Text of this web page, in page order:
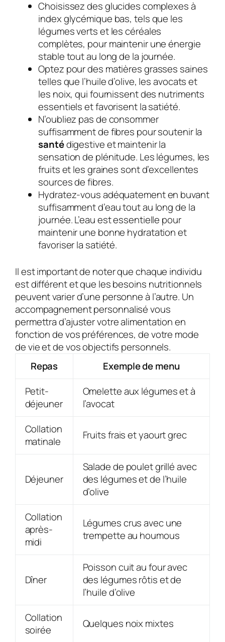
Choisissez des glucides complexes à
index glycémique bas, tels que les
légumes verts et les céréales
complètes, pour maintenir une énergie
stable tout au long de la journée.
Optez pour des matières grasses saines
telles que l’huile d’olive, les avocats et
les noix, qui fournissent des nutriments
essentiels et favorisent la satiété.
N’oubliez pas de consommer
suffisamment de fibres pour soutenir la
santédigestive et maintenir la
sensation de plénitude. Les légumes, les
fruits et les graines sont d’excellentes
sources de fibres.
Hydratez-vous adéquatement en buvant
suffisamment d’eau tout au long de la
journée. L’eau est essentielle pour
maintenir une bonne hydratation et
favoriser la satiété.
Il est important de noter que chaque individu
est différent et que les besoins nutritionnels
peuvent varier d’une personne à l’autre. Un
accompagnement personnalisé vous
permettra d’ajuster votre alimentation en
fonction de vos préférences, de votre mode
de vie et de vos objectifs personnels.
Repas
Exemple de menu
Petit-
déjeuner
Omelette aux légumes et à
l’avocat
Collation
matinale
Fruits frais et yaourt grec
Déjeuner
Salade de poulet grillé avec
des légumes et de l’huile
d’olive
Collation
après-
midi
Légumes crus avec une
trempette au houmous
Dîner
Poisson cuit au four avec
des légumes rôtis et de
l’huile d’olive
Collation
soirée
Quelques noix mixtes